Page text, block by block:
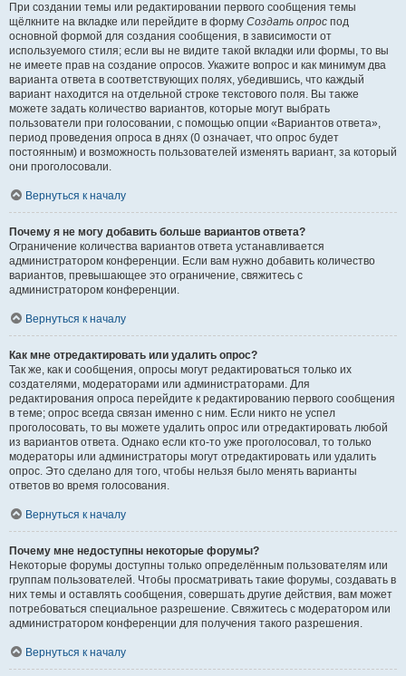
При создании темы или редактировании первого сообщения темы
щёлкните на вкладке или перейдите в форму Создать опрос под
основной формой для создания сообщения, в зависимости от
используемого стиля; если вы не видите такой вкладки или формы, то вы
не имеете прав на создание опросов. Укажите вопрос и как минимум два
варианта ответа в соответствующих полях, убедившись, что каждый
вариант находится на отдельной строке текстового поля. Вы также
можете задать количество вариантов, которые могут выбрать
пользователи при голосовании, с помощью опции «Вариантов ответа»,
период проведения опроса в днях (0 означает, что опрос будет
постоянным) и возможность пользователей изменять вариант, за который
они проголосовали.
Вернуться к началу
Почему я не могу добавить больше вариантов ответа?
Ограничение количества вариантов ответа устанавливается
администратором конференции. Если вам нужно добавить количество
вариантов, превышающее это ограничение, свяжитесь с
администратором конференции.
Вернуться к началу
Как мне отредактировать или удалить опрос?
Так же, как и сообщения, опросы могут редактироваться только их
создателями, модераторами или администраторами. Для
редактирования опроса перейдите к редактированию первого сообщения
в теме; опрос всегда связан именно с ним. Если никто не успел
проголосовать, то вы можете удалить опрос или отредактировать любой
из вариантов ответа. Однако если кто-то уже проголосовал, то только
модераторы или администраторы могут отредактировать или удалить
опрос. Это сделано для того, чтобы нельзя было менять варианты
ответов во время голосования.
Вернуться к началу
Почему мне недоступны некоторые форумы?
Некоторые форумы доступны только определённым пользователям или
группам пользователей. Чтобы просматривать такие форумы, создавать в
них темы и оставлять сообщения, совершать другие действия, вам может
потребоваться специальное разрешение. Свяжитесь с модератором или
администратором конференции для получения такого разрешения.
Вернуться к началу